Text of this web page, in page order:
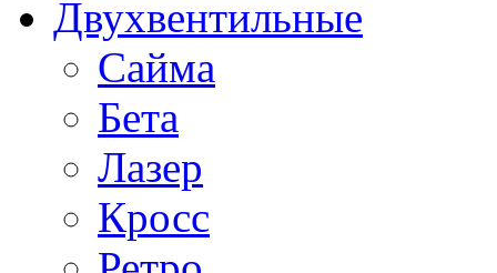
Двухвентильные
Сайма
Бета
Лазер
Кросс